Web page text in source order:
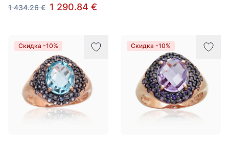
1 434.26 € 1 290.84 €
Скидка -10% Скидка -10%